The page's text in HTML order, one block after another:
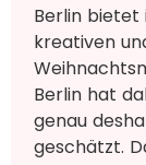
Berlin bietet
kreativen
Berlin hat
genau
geschätzt.